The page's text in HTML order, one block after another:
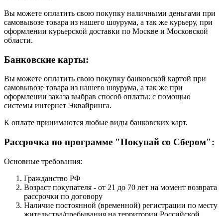
Вы можете оплатить свою покупку наличными деньгами при
самовывозе товара из нашего шоурума, а так же курьеру, при
оформлении курьерской доставки по Москве и Московской
области.
Банковские карты:
Вы можете оплатить свою покупку банковской картой при
самовывозе товара из нашего шоурума, а так же при
оформлении заказа выбрав способ оплаты: с помощью
системы интернет Эквайринга.
К оплате принимаются любые виды банковских карт.
Рассрочка по программе "Покупай со Сбером":
Основные требования:
Гражданство РФ
Возраст покупателя - от 21 до 70 лет на момент возврата
рассрочки по договору
Наличие постоянной (временной) регистрации по месту
жительства/пребывания на территории Российской